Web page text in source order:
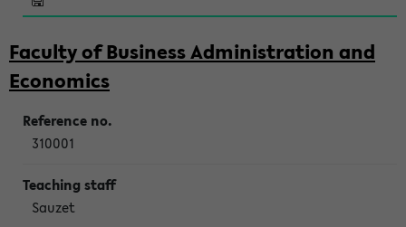
Faculty of Business Administration and
Economics
310001
Sauzet